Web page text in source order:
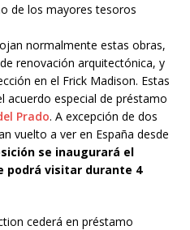
de los mayores tesoros
normalmente estas obras,
renovación arquitectónica, y
en el Frick Madison. Estas
acuerdo especial de préstamo
Prado. A excepción de dos
vuelto a ver en España desde
se inaugurará el
podrá visitar durante 4
cederá en préstamo